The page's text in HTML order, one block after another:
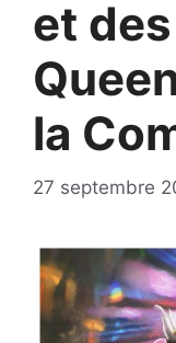
et
la
27 septembre